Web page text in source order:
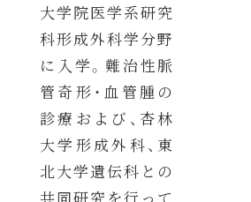
大学院医学系研究
科形成外科学分野
に入学。難治性脈
管奇形・血管腫の
診療および、杏林
大学形成外科、東
北大学遺伝科との
共同研究を行って